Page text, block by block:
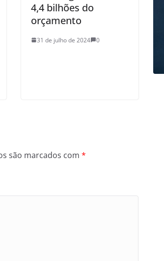
4,4 bilhões do
orçamento
31 de julho de 2024 0
são marcados com *